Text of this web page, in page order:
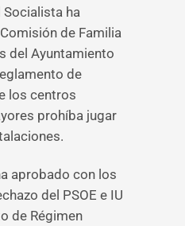
Socialista ha
de Familia
del Ayuntamiento
de
los centros
prohíba jugar
aprobado con los
del PSOE e IU
de Régimen